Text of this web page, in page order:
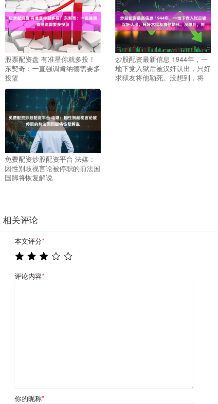
股票配资盘 有准星你就多投！
东契奇：一直强调肯纳德需要多
投篮
炒股配资最新信息 1944年，一
地下党入狱后被汉奸认出，只好
求狱友将他勒死。没想到，将
免费配资炒股配资平台 法媒：
因性别歧视言论被停职的前法国
国脚将恢复解说
相关评论
本文评分*
评论内容*
你的昵称*